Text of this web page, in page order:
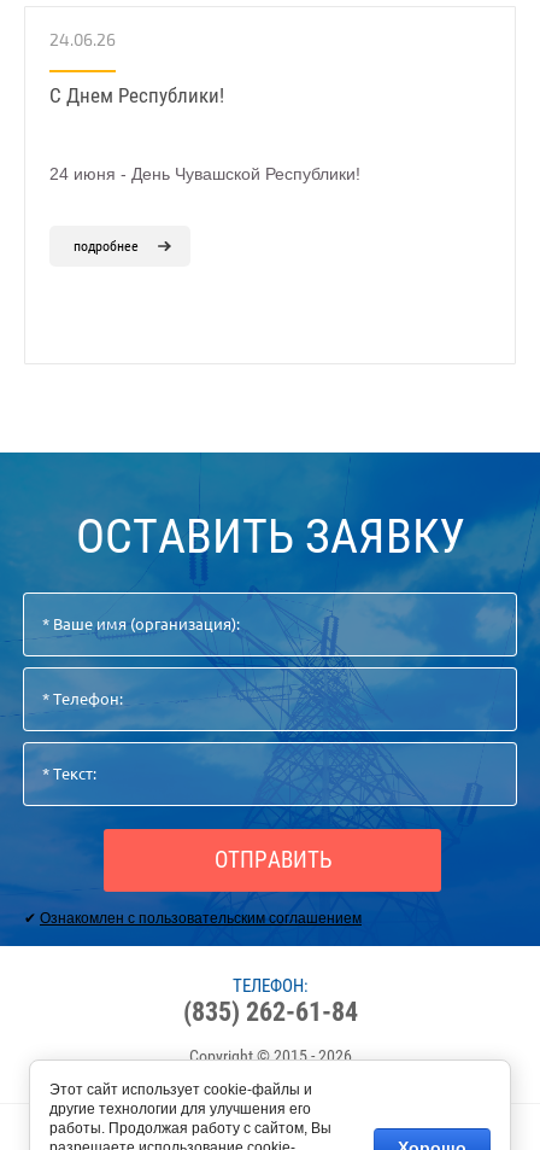
24.06.26
С Днем Республики!
24 июня - День Чувашской Республики!
подробнее
ОСТАВИТЬ ЗАЯВКУ
ОТПРАВИТЬ
✔ Ознакомлен с пользовательским соглашением
ТЕЛЕФОН:
(835) 262-61-84
Copyright © 2015 - 2026
Этот сайт использует cookie-файлы и
другие технологии для улучшения его
работы. Продолжая работу с сайтом, Вы